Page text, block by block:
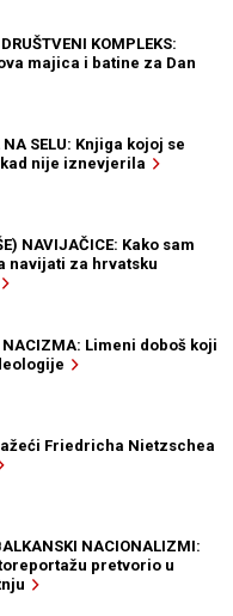
KOMPLEKS:
majica i batine za Dan
NA SELU: Knjiga kojoj se
nije iznevjerila
NAVIJAČICE: Kako sam
navijati za hrvatsku
NACIZMA: Limeni doboš koji
Friedricha Nietzschea
NACIONALIZMI:
pretvorio u